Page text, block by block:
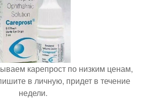
карепрост по низким ценам,
в личную, придет в течение
недели.